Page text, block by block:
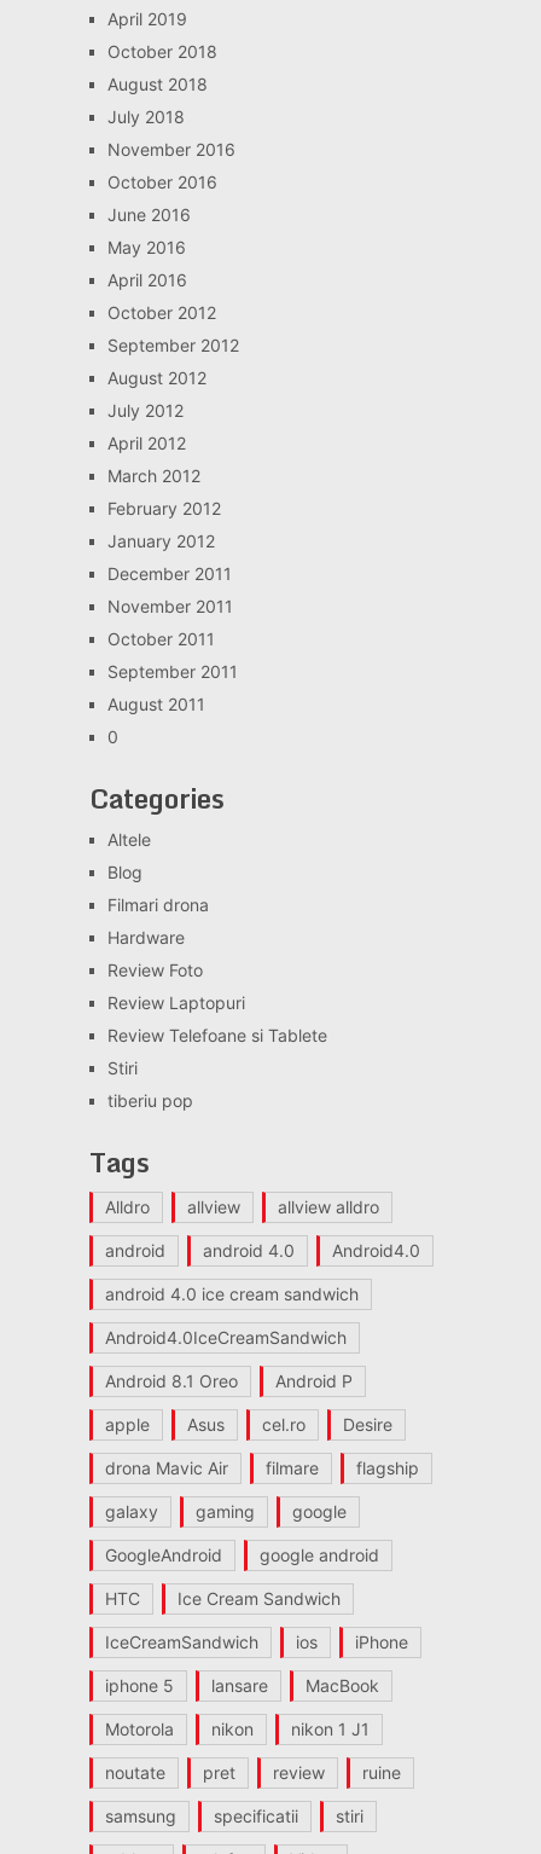
April 2019
October 2018
August 2018
July 2018
November 2016
October 2016
June 2016
May 2016
April 2016
October 2012
September 2012
August 2012
July 2012
April 2012
March 2012
February 2012
January 2012
December 2011
November 2011
October 2011
September 2011
August 2011
0
Categories
Altele
Blog
Filmari drona
Hardware
Review Foto
Review Laptopuri
Review Telefoane si Tablete
Stiri
tiberiu pop
Tags
Alldro allview allview alldro
android android 4.0 Android4.0
android 4.0 ice cream sandwich
Android4.0IceCreamSandwich
Android 8.1 Oreo Android P
apple Asus cel.ro Desire
drona Mavic Air filmare flagship
galaxy gaming google
GoogleAndroid google android
HTC Ice Cream Sandwich
IceCreamSandwich ios iPhone
iphone 5 lansare MacBook
Motorola nikon nikon 1 J1
noutate pret review ruine
samsung specificatii stiri